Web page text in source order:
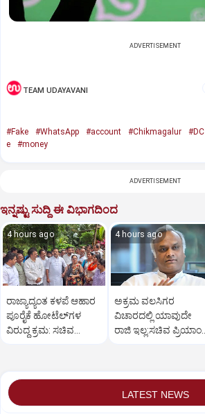
ADVERTISEMENT
TEAM UDAYAVANI
#Fake #WhatsApp #account #Chikmagalur #DC
e
#money
ADVERTISEMENT
ಇನ್ನಷ್ಟು ಸುದ್ದಿ ಈ ವಿಭಾಗದಿಂದ
4 hours ago
ರಾಜ್ಯಾದ್ಯಂತ ಕಳಪೆ ಆಹಾರ
ಪೂರೈಕೆ ಹೋಟೆಲ್‌ಗಳ
ವಿರುದ್ಧ ಕ್ರಮ: ಸಚಿವ
4 hours ago
ಅಕ್ರಮ ವಲಸಿಗರ
ವಿಚಾರದಲ್ಲಿ ಯಾವುದೇ
ರಾಜಿ ಇಲ್ಲ:ಸಚಿವ ಪ್ರಿಯಾಂಕ್
LATEST NEWS